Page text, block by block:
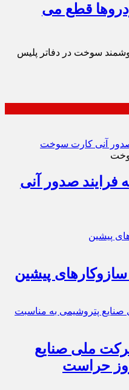
قطع می
سوخت در دفاتر پلیس
به فرایند صدور آنی
پیشین
ملی صنایع
حراست